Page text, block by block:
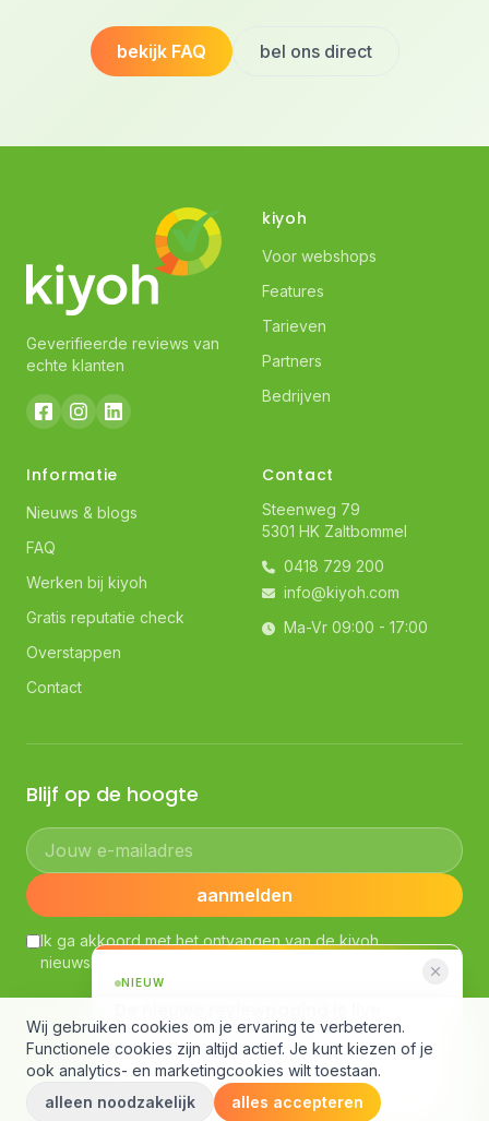
bekijk FAQ bel ons direct
Geverifieerde reviews van
echte klanten
kiyoh
Voor webshops
Features
Tarieven
Partners
Bedrijven
Informatie
Nieuws & blogs
FAQ
Werken bij kiyoh
Gratis reputatie check
Overstappen
Contact
Contact
Steenweg 79
5301 HK Zaltbommel
0418 729 200
info@kiyoh.com
Ma-Vr 09:00 - 17:00
Blijf op de hoogte
Jouw e-mailadres
aanmelden
Ik ga akkoord met het ontvangen van de kiyoh
nieuwsbrief. Lees ons
© Kiyoh — Powered by Klantenvertellen bv
Algemene voorwaarden · Richtlijnen klantbeoordelingen
Privacybeleid Cookieverklaring
Wij gebruiken cookies om je ervaring te verbeteren.
Functionele cookies zijn altijd actief. Je kunt kiezen of je
ook analytics- en marketingcookies wilt toestaan.
alleen noodzakelijk
alles accepteren
NIEUW
AI-samenvatting, slimme filters en een
compleet nieuw design.
Bekijk de pagina